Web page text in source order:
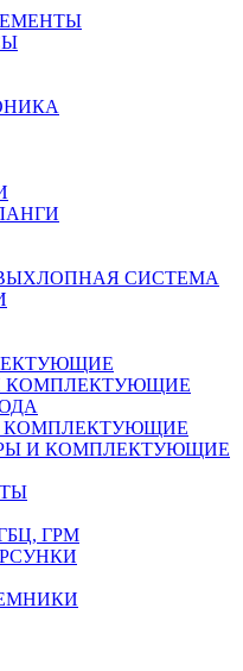
СИСТЕМА
КОМПЛЕКТУЮЩИЕ
КОМПЛЕКТУЮЩИЕ
И КОМПЛЕКТУЮЩИЕ
ГРМ